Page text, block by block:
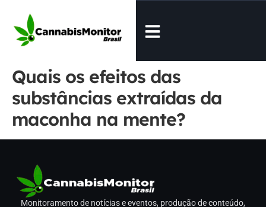
Quais os efeitos das
substâncias extraídas da
maconha na mente?
Monitoramento de notícias e eventos, produção de conteúdo,